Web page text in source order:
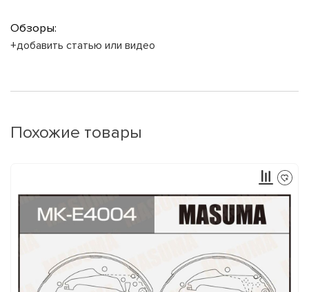
Обзоры:
+добавить статью или видео
Похожие товары